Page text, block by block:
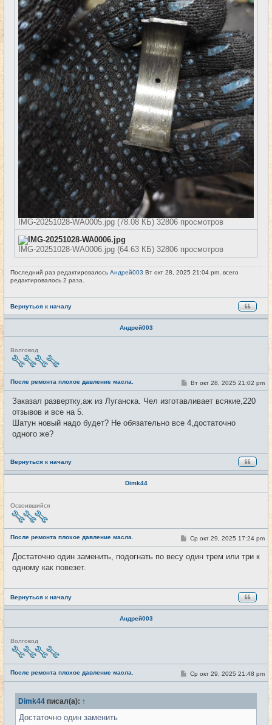
IMG-20251028-WA0005.jpg (78.08 КБ) 32806 просмотров
IMG-20251028-WA0006.jpg (64.63 КБ) 32806 просмотров
Последний раз редактировалось Андрей003 Вт окт 28, 2025 21:04 pm, всего
редактировалось 2 раза.
Вернуться к началу
Андрей003
Н
е
т
и
Волговод
После ремонта плохое давление масла. #21
С
о
б
е
н
Вт окт 28, 2025 21:02 pm
Заказал развертку,аж из Луганска. Чел изготавливает всякие,220
отзывов и все на 5.
Шатун новый надо будет? Не обязательно все 4,достаточно
одного же?
Вернуться к началу
Dimk44
Н
е
в
т
и
Освоившийся
После ремонта плохое давление масла. #22
С
о
б
и
Ср окт 29, 2025 17:24 pm
Достаточно один заменить, подогнать по весу один трем или три к
одному как повезет.
Вернуться к началу
Андрей003
Н
е
в
т
и
Волговод
После ремонта плохое давление масла. #23
С
о
б
е
Ср окт 29, 2025 21:48 pm
Dimk44 писал(а): ↑
Достаточно один заменить